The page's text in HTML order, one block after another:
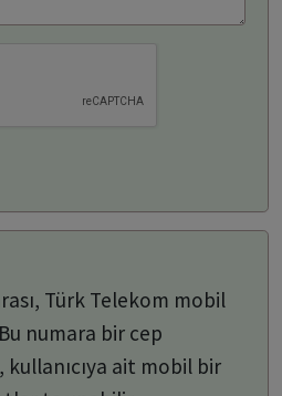
Türk Telekom mobil
numara bir cep
ait mobil bir